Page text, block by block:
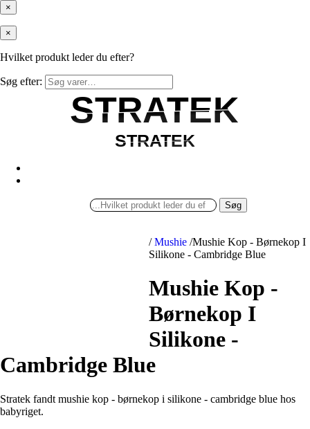
×
×
Hvilket produkt leder du efter?
Søg efter:
STRATEK
STRATEK
STRATEK
STRATEK
Søg
/ Mushie /Mushie Kop - Børnekop I
Silikone - Cambridge Blue
Mushie Kop -
Børnekop I
Silikone -
Cambridge Blue
Stratek fandt mushie kop - børnekop i silikone - cambridge blue hos
babyriget.